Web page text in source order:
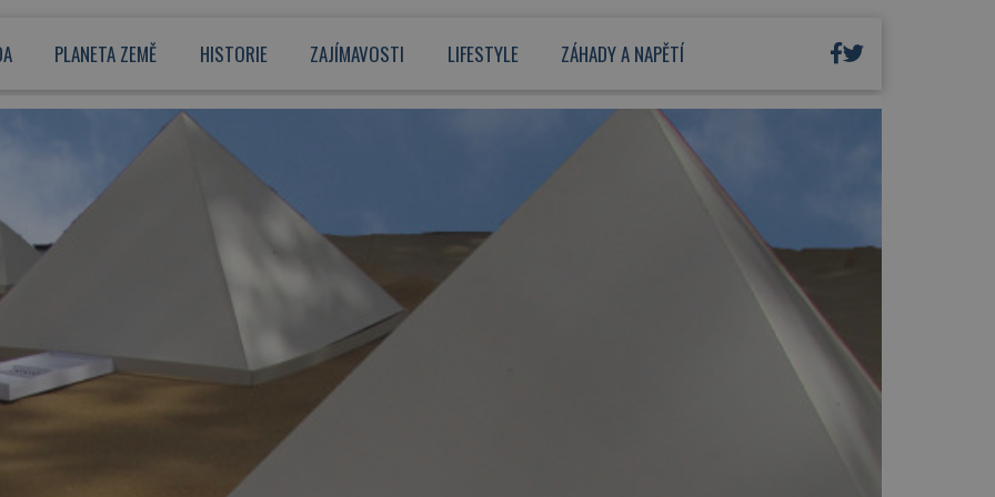
PLANETA ZEMĚ HISTORIE ZAJÍMAVOSTI LIFESTYLE ZÁHADY A NAPĚTÍ